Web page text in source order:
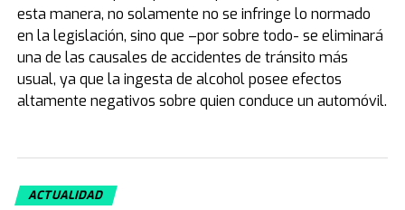
esta manera, no solamente no se infringe lo normado
en la legislación, sino que –por sobre todo- se eliminará
una de las causales de accidentes de tránsito más
usual, ya que la ingesta de alcohol posee efectos
altamente negativos sobre quien conduce un automóvil.
ACTUALIDAD